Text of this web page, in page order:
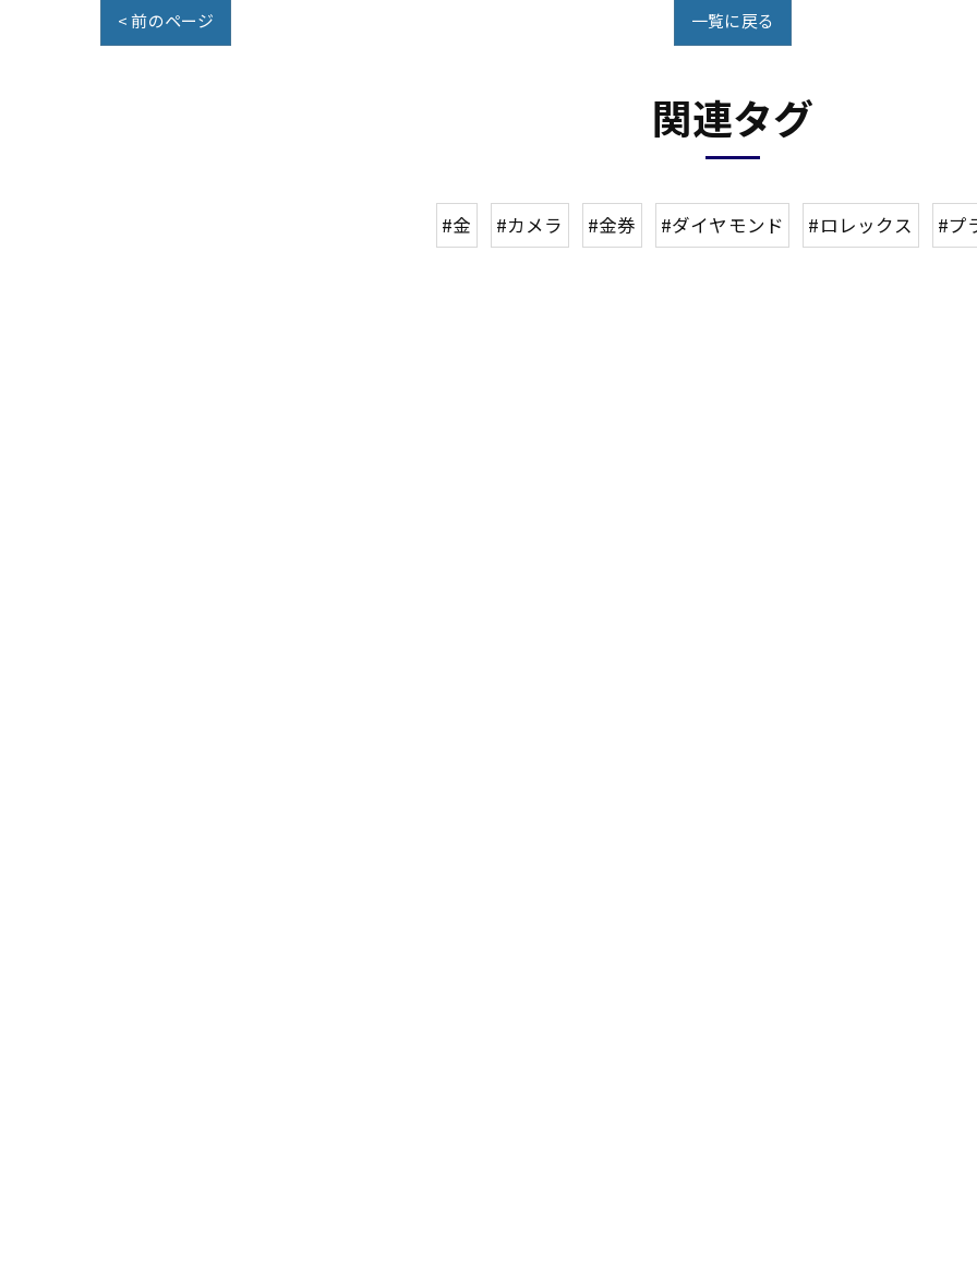
< 前のページ 一覧に戻る
関連タグ
#金 #カメラ #金券 #ダイヤモンド #ロレックス #プ